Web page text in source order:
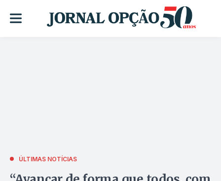
ÚLTIMAS NOTÍCIAS